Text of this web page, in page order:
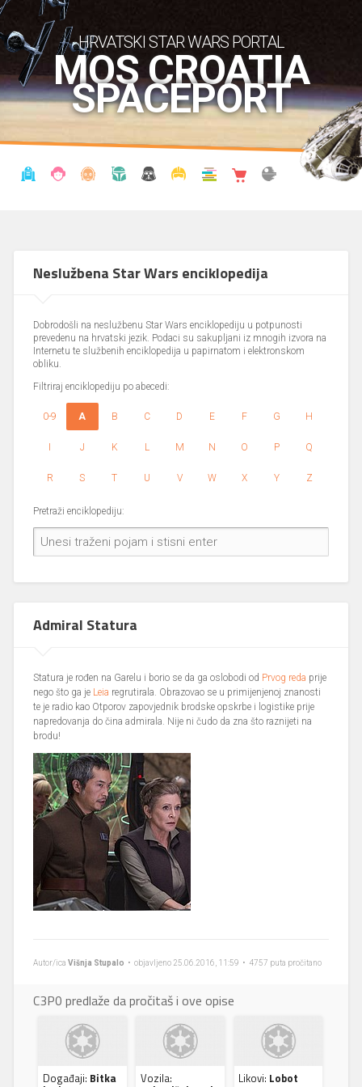
HRVATSKI STAR WARS PORTAL
MOS CROATIA
SPACEPORT
Neslužbena Star Wars enciklopedija
Dobrodošli na neslužbenu Star Wars enciklopediju u potpunosti
prevedenu na hrvatski jezik. Podaci su sakupljani iz mnogih izvora na
Internetu te službenih enciklopedija u papirnatom i elektronskom
obliku.
Filtriraj enciklopediju po abecedi:
0-9 A B C D E F G H
I J K L M N O P Q
R S T U V W X Y Z
Pretraži enciklopediju:
Admiral Statura
Statura je rođen na Garelu i borio se da ga oslobodi od Prvog reda prije
nego što ga je Leia regrutirala. Obrazovao se u primijenjenoj znanosti
te je radio kao Otporov zapovjednik brodske opskrbe i logistike prije
napredovanja do čina admirala. Nije ni čudo da zna što raznijeti na
brodu!
Autor/icaVišnja Stupalo • objavljeno 25.06.2016, 11:59 • 4757 puta pročitano
C3P0 predlaže da pročitaš i ove opise
Događaji: Bitka Vozila: Likovi: Lobot